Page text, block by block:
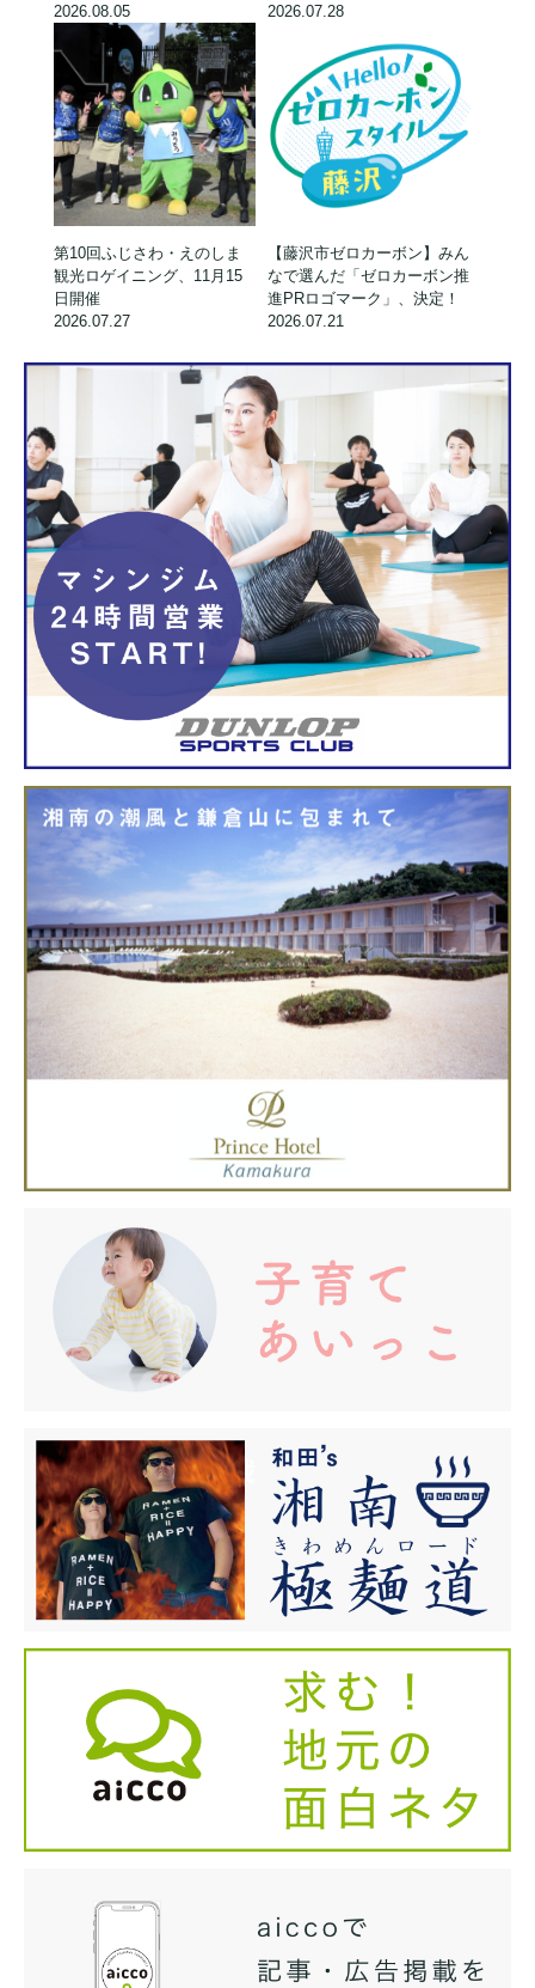
2026.08.05
2026.07.28
第10回ふじさわ・えのしま
観光ロゲイニング、11月15
日開催
2026.07.27
【藤沢市ゼロカーボン】みん
なで選んだ「ゼロカーボン推
進PRロゴマーク」、決定！
2026.07.21